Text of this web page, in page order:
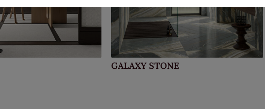
GALAXY STONE